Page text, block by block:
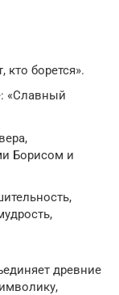
кто борется».
«Славный
Борисом и
древние